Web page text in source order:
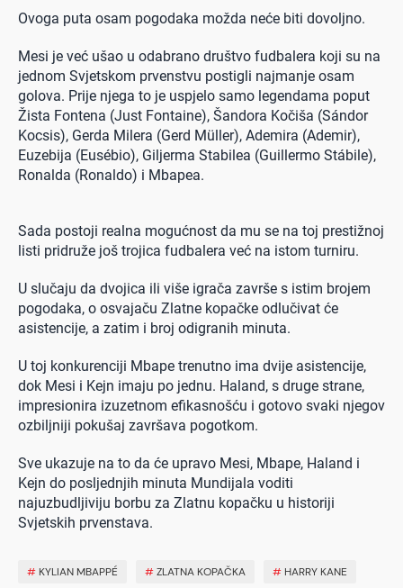
Ovoga puta osam pogodaka možda neće biti dovoljno.
Mesi je već ušao u odabrano društvo fudbalera koji su na
jednom Svjetskom prvenstvu postigli najmanje osam
golova. Prije njega to je uspjelo samo legendama poput
Žista Fontena (Just Fontaine), Šandora Kočiša (Sándor
Kocsis), Gerda Milera (Gerd Müller), Ademira (Ademir),
Euzebija (Eusébio), Giljerma Stabilea (Guillermo Stábile),
Ronalda (Ronaldo) i Mbapea.
Sada postoji realna mogućnost da mu se na toj prestižnoj
listi pridruže još trojica fudbalera već na istom turniru.
U slučaju da dvojica ili više igrača završe s istim brojem
pogodaka, o osvajaču Zlatne kopačke odlučivat će
asistencije, a zatim i broj odigranih minuta.
U toj konkurenciji Mbape trenutno ima dvije asistencije,
dok Mesi i Kejn imaju po jednu. Haland, s druge strane,
impresionira izuzetnom efikasnošću i gotovo svaki njegov
ozbiljniji pokušaj završava pogotkom.
Sve ukazuje na to da će upravo Mesi, Mbape, Haland i
Kejn do posljednjih minuta Mundijala voditi
najuzbudljiviju borbu za Zlatnu kopačku u historiji
Svjetskih prvenstava.
# KYLIAN MBAPPÉ #ZLATNA KOPAČKA # HARRY KANE